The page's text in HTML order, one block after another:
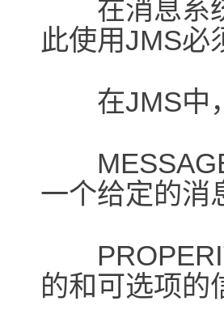
在消息系统
此使用JMS必
在JMS中，
MESSAGE
一个给定的消
的和可选项的